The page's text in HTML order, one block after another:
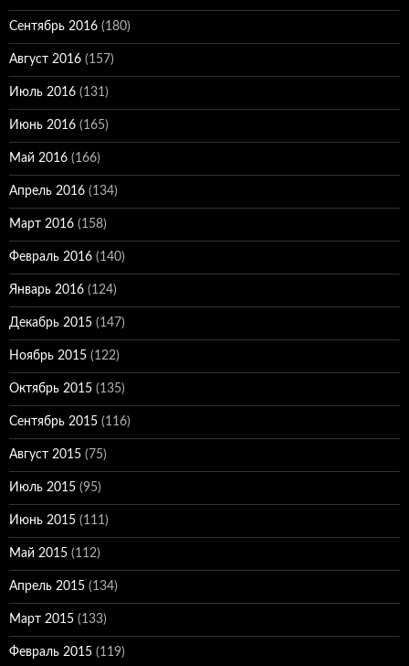
Сентябрь 2016 (180)
Август 2016 (157)
Июль 2016 (131)
Июнь 2016 (165)
Май 2016 (166)
Апрель 2016 (134)
Март 2016 (158)
Февраль 2016 (140)
Январь 2016 (124)
Декабрь 2015 (147)
Ноябрь 2015 (122)
Октябрь 2015 (135)
Сентябрь 2015 (116)
Август 2015 (75)
Июль 2015 (95)
Июнь 2015 (111)
Май 2015 (112)
Апрель 2015 (134)
Март 2015 (133)
Февраль 2015 (119)